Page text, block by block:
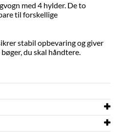
med 4 hylder. De to
til forskellige
stabil opbevaring oggiver
du skal håndtere.